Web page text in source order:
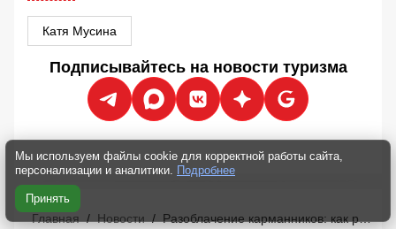
Катя Мусина
Подписывайтесь на новости туризма
Главная / Новости /
Мы используем файлы cookie для корректной работы сайта,
персонализации и аналитики. Подробнее
Принять